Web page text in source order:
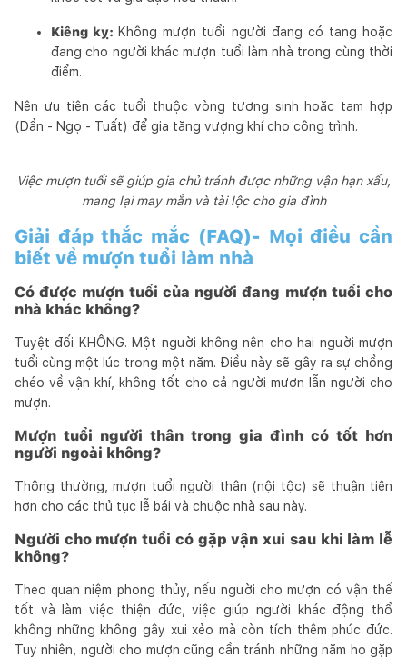
Kiêng kỵ: Không mượn tuổi người đang có tang hoặc
đang cho người khác mượn tuổi làm nhà trong cùng thời
điểm.
Nên ưu tiên các tuổi thuộc vòng tương sinh hoặc tam hợp
(Dần - Ngọ - Tuất) để gia tăng vượng khí cho công trình.
Việc mượn tuổi sẽ giúp gia chủ tránh được những vận hạn xấu,
mang lại may mắn và tài lộc cho gia đình
Giải đáp thắc mắc (FAQ)- Mọi điều cần
biết về mượn tuổi làm nhà
Có được mượn tuổi của người đang mượn tuổi cho
nhà khác không?
Tuyệt đối KHÔNG. Một người không nên cho hai người mượn
tuổi cùng một lúc trong một năm. Điều này sẽ gây ra sự chồng
chéo về vận khí, không tốt cho cả người mượn lẫn người cho
mượn.
Mượn tuổi người thân trong gia đình có tốt hơn
người ngoài không?
Thông thường, mượn tuổi người thân (nội tộc) sẽ thuận tiện
hơn cho các thủ tục lễ bái và chuộc nhà sau này.
Người cho mượn tuổi có gặp vận xui sau khi làm lễ
không?
Theo quan niệm phong thủy, nếu người cho mượn có vận thế
tốt và làm việc thiện đức, việc giúp người khác động thổ
không những không gây xui xẻo mà còn tích thêm phúc đức.
Tuy nhiên, người cho mượn cũng cần tránh những năm họ gặp